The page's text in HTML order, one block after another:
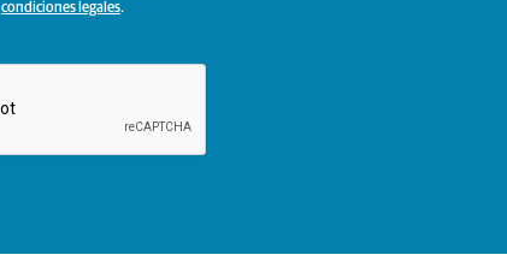
condiciones legales.